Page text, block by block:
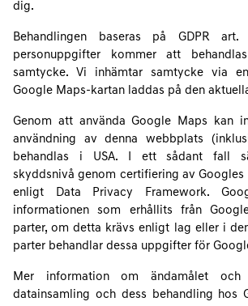
dig.
Behandlingen baseras på GDPR art.
personuppgifter kommer att
samtycke. Vi inhämtar samtycke via
Google Maps-kartan laddas på den
Genom att använda Google Maps kan
användning av denna webbplats
behandlas i USA. I ett sådant fall
skyddsnivå genom certifiering av Googles
enligt Data Privacy Framework.
informationen som erhållits från
parter, om detta krävs enligt lag eller i
parter behandlar dessa uppgifter för
Mer information om ändamålet och
datainsamling och dess behandling hos